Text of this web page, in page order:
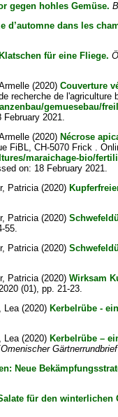
gegen hohles Gemüse.
d’automne dans les
für eine Fliege.
(2020)Couverture
recherche de
gemuesebau/
2021.
(2020) Nécrose
FiBL, CH-5070 Frick .
maraichage-bio/
on: 18 February 2021.
Patricia(2020)
Patricia(2020)
55.
Patricia(2020)
Patricia(2020)Wirksam
(01), pp. 21-23.
Lea(2020) Kerbelrübe -
Lea(2020) Kerbelrübe –
Gärtnerrundbrief
Neue
für den winterlichen